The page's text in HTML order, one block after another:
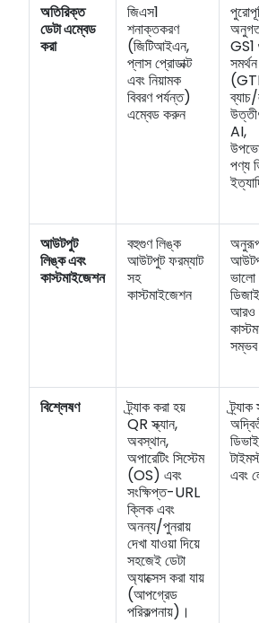
অতিরিক্ত
ডেটা এম্বেড
করা
জিএস1
শনাক্তকরণ
(জিটিআইএন,
প্লাস প্রোডাক্ট
এবং নিয়ামক
বিবরণ পর্যন্ত)
এম্বেড করুন
GS1
AI,
পণ্য
আউটপুট
লিঙ্ক এবং
কাস্টমাইজেশন
বহুগুণ লিঙ্ক
আউটপুট ফরম্যাট
সহ
কাস্টমাইজেশন
ভালো
আরও
সম্ভব
বিশ্লেষণ
ট্র্যাক করা হয়
QR স্ক্যান,
অবস্থান,
অপারেটিং সিস্টেম
(OS) এবং
সংক্ষিপ্ত-URL
ক্লিক এবং
অনন্য/পুনরায়
দেখা যাওয়া দিয়ে
সহজেই ডেটা
অ্যাক্সেস করা যায়
(আপগ্রেড
পরিকল্পনায়)।
ট্র্যাক
এবং